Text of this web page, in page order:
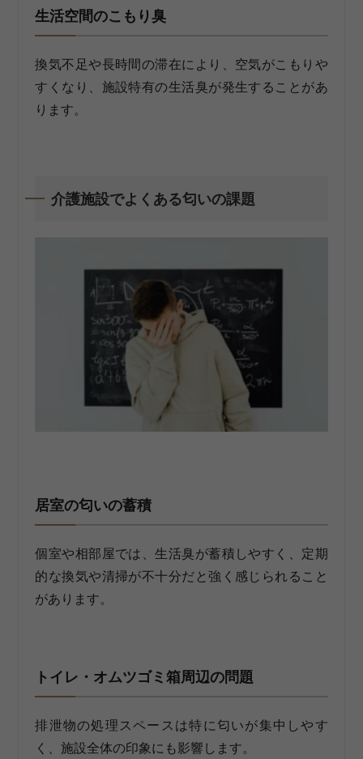
生活空間のこもり臭
換気不足や長時間の滞在により、空気がこもりや
すくなり、施設特有の生活臭が発生することがあ
ります。
介護施設でよくある匂いの課題
居室の匂いの蓄積
個室や相部屋では、生活臭が蓄積しやすく、定期
的な換気や清掃が不十分だと強く感じられること
があります。
トイレ・オムツゴミ箱周辺の問題
排泄物の処理スペースは特に匂いが集中しやす
く、施設全体の印象にも影響します。